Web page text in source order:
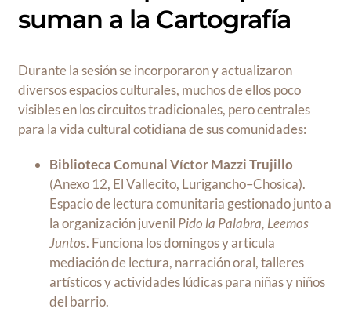
suman a la Cartografía
Durante la sesión se incorporaron y actualizaron
diversos espacios culturales, muchos de ellos poco
visibles en los circuitos tradicionales, pero centrales
para la vida cultural cotidiana de sus comunidades:
Biblioteca Comunal Víctor Mazzi Trujillo
(Anexo 12, El Vallecito, Lurigancho–Chosica).
Espacio de lectura comunitaria gestionado junto a
la organización juvenil Pido la Palabra, Leemos
Juntos. Funciona los domingos y articula
mediación de lectura, narración oral, talleres
artísticos y actividades lúdicas para niñas y niños
del barrio.